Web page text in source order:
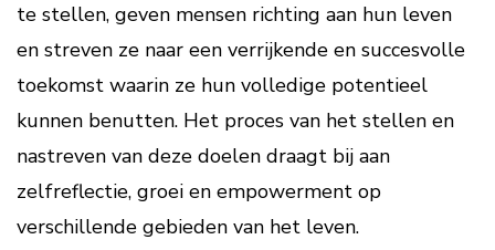
te stellen, geven mensen richting aan hun leven
en streven ze naar een verrijkende en succesvolle
toekomst waarin ze hun volledige potentieel
kunnen benutten. Het proces van het stellen en
nastreven van deze doelen draagt bij aan
zelfreflectie, groei en empowerment op
verschillende gebieden van het leven.